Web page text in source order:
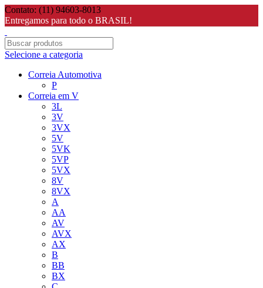
Contato: (11) 94603-8013
Entregamos para todo o BRASIL!
Selecione a categoria
Correia Automotiva
P
Correia em V
3L
3V
3VX
5V
5VK
5VP
5VX
8V
8VX
A
AA
AV
AVX
AX
B
BB
BX